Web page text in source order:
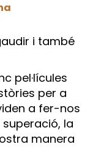
i també
pel·lícules
per a
a fer-nos
la
manera